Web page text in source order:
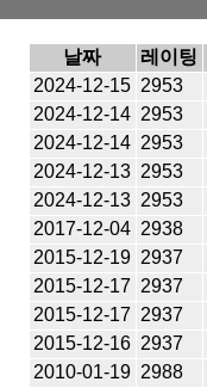
날짜 레이팅
2024-12-15 2953
2024-12-14 2953
2024-12-14 2953
2024-12-13 2953
2024-12-13 2953
2017-12-04 2938
2015-12-19 2937
2015-12-17 2937
2015-12-17 2937
2015-12-16 2937
2010-01-19 2988